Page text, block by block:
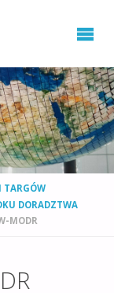
TARGÓW
DORADZTWA
MODR